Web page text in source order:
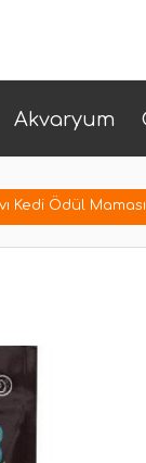
Akvaryum
Kedi Ödül